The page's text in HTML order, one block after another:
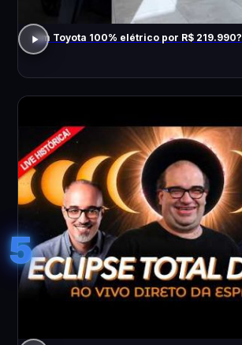
Um Toyota 100% elétrico por R$ 219.990?
5